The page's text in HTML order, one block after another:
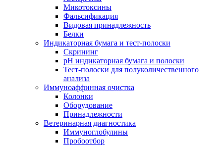
Микотоксины
Фальсификация
Видовая принадлежность
Белки
Индикаторная бумага и тест-полоски
Скрининг
pH индикаторная бумага и полоски
Тест-полоски для полуколичественного
анализа
Иммуноаффинная очистка
Колонки
Оборудование
Принадлежности
Ветеринарная диагностика
Иммуноглобулины
Пробоотбор